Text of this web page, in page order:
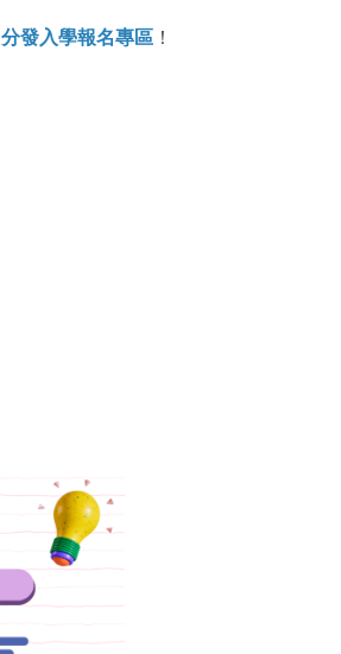
分發入學報名專區 ！